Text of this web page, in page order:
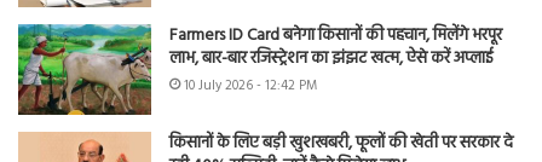
Farmers ID Card बनेगा किसानों की पहचान, मिलेंगे भरपूर
लाभ, बार-बार रजिस्ट्रेशन का झंझट खत्म, ऐसे करें अप्लाई
10 July 2026 - 12:42 PM
किसानों के लिए बड़ी खुशखबरी, फूलों की खेती पर सरकार दे